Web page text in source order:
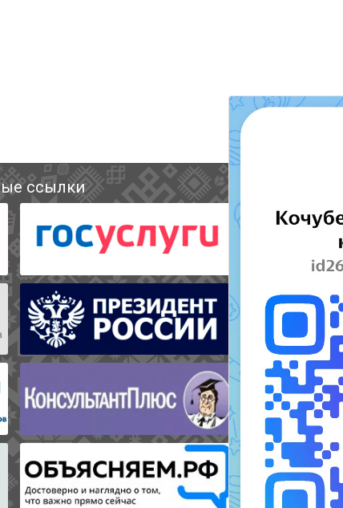
ссылки